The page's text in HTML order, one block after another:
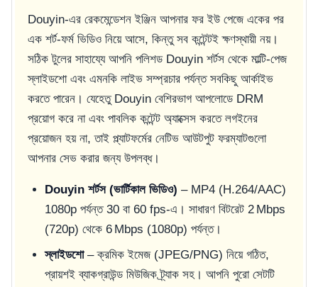
Douyin-এর রেকমেন্ডেশন ইঞ্জিন আপনার ফর ইউ পেজে একের পর
এক শর্ট-ফর্ম ভিডিও নিয়ে আসে, কিন্তু সব কন্টেন্টই ক্ষণস্থায়ী নয়।
সঠিক টুলের সাহায্যে আপনি পলিশড Douyin শর্টস থেকে মাল্টি-পেজ
স্লাইডশো এবং এমনকি লাইভ সম্প্রচার পর্যন্ত সবকিছু আর্কাইভ
করতে পারেন। যেহেতু Douyin বেশিরভাগ আপলোডে DRM
প্রয়োগ করে না এবং পাবলিক কন্টেন্ট অ্যাক্সেস করতে লগইনের
প্রয়োজন হয় না, তাই প্ল্যাটফর্মের নেটিভ আউটপুট ফরম্যাটগুলো
আপনার সেভ করার জন্য উপলব্ধ।
Douyin শর্টস (ভার্টিকাল ভিডিও) – MP4 (H.264/AAC)
1080p পর্যন্ত 30 বা 60 fps-এ। সাধারণ বিটরেট 2 Mbps
(720p) থেকে 6 Mbps (1080p) পর্যন্ত।
স্লাইডশো– ক্রমিক ইমেজ (JPEG/PNG) নিয়ে গঠিত,
প্রায়শই ব্যাকগ্রাউন্ড মিউজিক ট্র্যাক সহ। আপনি পুরো সেটটি